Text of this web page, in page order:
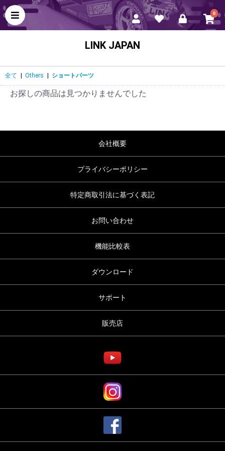
0
LINK JAPAN
全て Others ショートパーツ
お探しの商品は見つかりませんでした
会社概要
プライバシーポリシー
特定商取引法に基づく表記
お問い合わせ
機能比較表
ダウンロード
サポート
販売店